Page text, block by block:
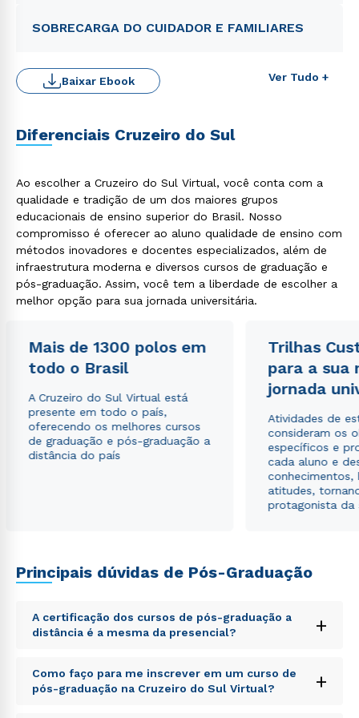
SOBRECARGA DO CUIDADOR E FAMILIARES
Ver Tudo +
Baixar Ebook
Diferenciais Cruzeiro do Sul
Ao escolher a Cruzeiro do Sul Virtual, você conta com a
qualidade e tradição de um dos maiores grupos
educacionais de ensino superior do Brasil. Nosso
compromisso é oferecer ao aluno qualidade de ensino com
métodos inovadores e docentes especializados, além de
infraestrutura moderna e diversos cursos de graduação e
pós-graduação. Assim, você tem a liberdade de escolher a
melhor opção para sua jornada universitária.
Mais de 1300 polos em
todo o Brasil
A Cruzeiro do Sul Virtual está
presente em todo o país,
oferecendo os melhores cursos
de graduação e pós-graduação a
distância do país
Trilhas
para a sua
jornada
Atividades de
consideram os
específicos e
cada aluno e
conhecimentos,
atitudes,
protagonista da
Principais dúvidas de Pós-Graduação
A certificação dos cursos de pós-graduação a
distância é a mesma da presencial?
+
Sed ut perspiciatis unde omnis iste natus error sit
voluptatem accusantium doloremque laudantium,
totam rem aperiam, eaque ipsa quae ab illo inventore
Como faço para me inscrever em um curso de
pós-graduação na Cruzeiro do Sul Virtual?
+
ou
Estou de acordo com aPolítica de Privacidade.e
autorizo que meus dados sejam utilizados para o
envio de conteúdos da Cruzeiro do Sul.